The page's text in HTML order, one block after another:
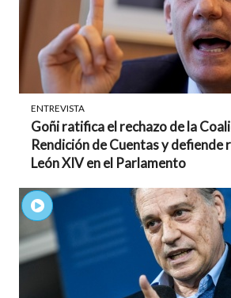
ENTREVISTA
Goñi ratifica el rechazo de la
Rendición de Cuentas y defiende
León XIV en el Parlamento